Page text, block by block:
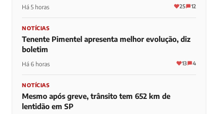
Há 5 horas 25 12
NOTÍCIAS
Tenente Pimentel apresenta melhor evolução, diz
boletim
Há 6 horas 13 4
NOTÍCIAS
Mesmo após greve, trânsito tem 652 km de
lentidão em SP